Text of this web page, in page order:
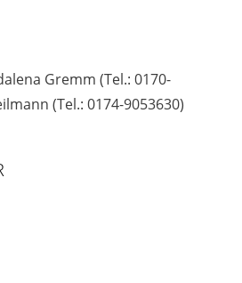
Gremm (Tel.: 0170-
(Tel.: 0174-9053630)